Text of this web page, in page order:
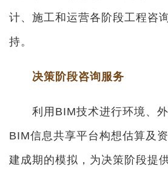
计、施工和运营各阶段工程咨
持。
决策阶段咨询服务
利用BIM技术进行环境、外
BIM信息共享平台构想估算及
建成期的模拟，为决策阶段提